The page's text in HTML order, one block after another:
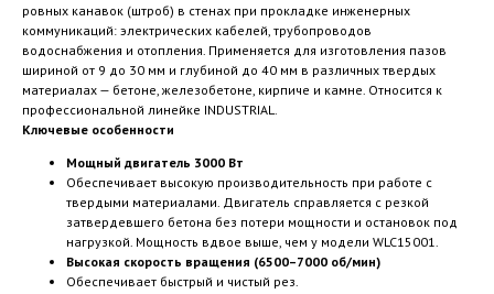
ровных канавок (штроб) в стенах при прокладке инженерных
коммуникаций: электрических кабелей, трубопроводов
водоснабжения и отопления. Применяется для изготовления пазов
шириной от 9 до 30 мм и глубиной до 40 мм в различных твердых
материалах — бетоне, железобетоне, кирпиче и камне. Относится к
профессиональной линейке INDUSTRIAL.
Ключевые особенности
Мощный двигатель 3000 Вт
Обеспечивает высокую производительность при работе с
твердыми материалами. Двигатель справляется с резкой
затвердевшего бетона без потери мощности и остановок под
нагрузкой. Мощность вдвое выше, чем у модели WLC15001.
Высокая скорость вращения (6500–7000 об/мин)
Обеспечивает быстрый и чистый рез.